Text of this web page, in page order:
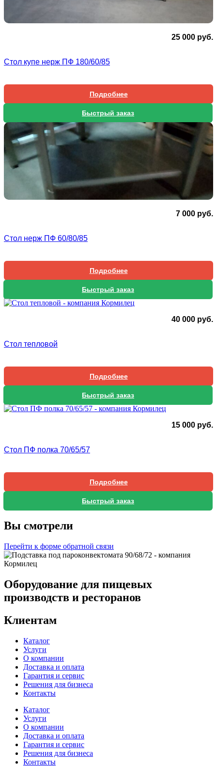
25 000 руб.
Стол купе нерж ПФ 180/60/85
Подробнее
Быстрый заказ
7 000 руб.
Стол нерж ПФ 60/80/85
Подробнее
Быстрый заказ
40 000 руб.
Стол тепловой
Подробнее
Быстрый заказ
15 000 руб.
Стол ПФ полка 70/65/57
Подробнее
Быстрый заказ
Вы смотрели
Перейти к форме обратной связи
Оборудование для пищевых
производств и ресторанов
Клиентам
Каталог
Услуги
О компании
Доставка и оплата
Гарантия и сервис
Решения для бизнеса
Контакты
Каталог
Услуги
О компании
Доставка и оплата
Гарантия и сервис
Решения для бизнеса
Контакты